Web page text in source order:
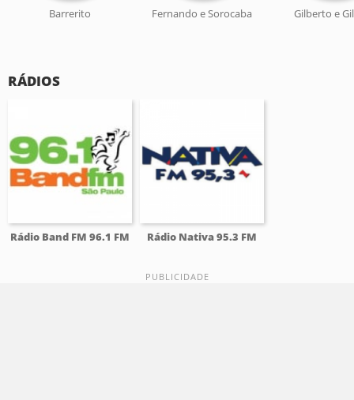
Barrerito Fernando e Sorocaba Gilberto e
RÁDIOS
Rádio Band FM 96.1 FM Rádio Nativa 95.3 FM